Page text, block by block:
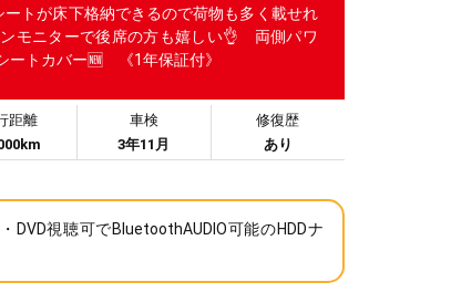
トが床下格納できるので荷物も多く載せれ
モニターで後席の方も嬉しい👌 両側パワ
トカバー🆕 《1年保証付》
距離
車検
3年11月
修復歴
あり
DVD視聴可でBluetoothAUDIO可能のHDDナ